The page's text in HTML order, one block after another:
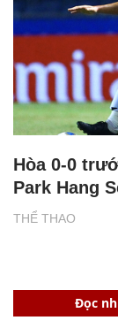
THỂ THAO
Hòa 0-0
Park Hang
Đọc